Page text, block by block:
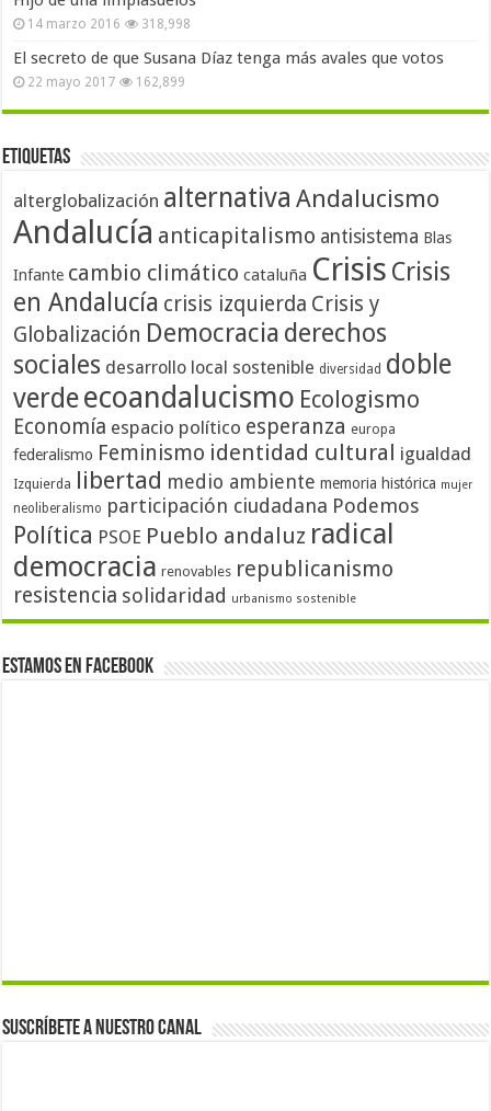
14 marzo 2016 318,998
El secreto de que Susana Díaz tenga más avales que votos
22 mayo 2017 162,899
Etiquetas
alterglobalización alternativa Andalucismo
Andalucía anticapitalismo antisistema Blas
Infante cambio climático cataluña Crisis Crisis
en Andalucía crisis izquierda Crisis y
Globalización Democracia derechos
sociales desarrollo local sostenible diversidad doble
verdeecoandalucismo Ecologismo
Economía espacio político esperanza europa
federalismo Feminismo identidad cultural igualdad
Izquierda libertad medio ambiente memoria histórica mujer
neoliberalismo participación ciudadana Podemos
Política PSOE Pueblo andaluz radical
democracia renovables republicanismo
resistencia solidaridad urbanismo sostenible
Estamos en Facebook
Suscríbete a nuestro canal